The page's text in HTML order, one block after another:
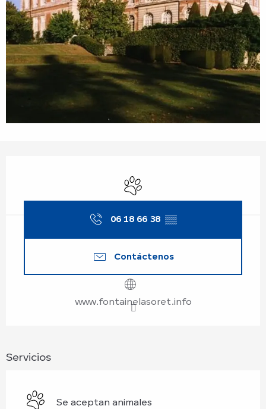
Se aceptan animales
06 18 66 38 ▒▒
Contáctenos
www.fontainelasoret.info
Servicios
Se aceptan animales